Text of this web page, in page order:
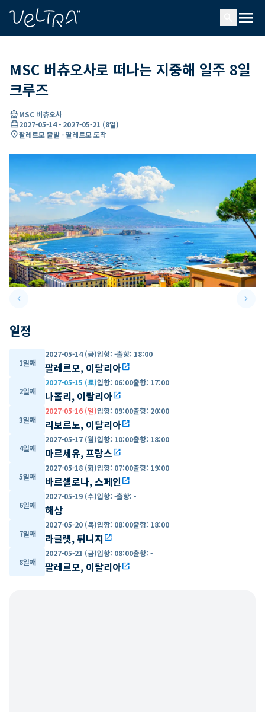
menu
MSC 버츄오사로 떠나는 지중해 일주 8일
크루즈
directions_boatMSC 버츄오사
card_travel2027-05-14- 2027-05-21 (8일)
location_on팔레르모 출발 - 팔레르모 도착
keyboard_arrow_leftPrevious slide keyboard_arrow_right
일정
1일째
2027-05-14 (금)입항: -출항: 18:00
팔레르모, 이탈리아open_in_new
2일째
2027-05-15 (토)입항: 06:00출항: 17:00
나폴리, 이탈리아open_in_new
3일째
2027-05-16 (일)입항: 09:00출항: 20:00
리보르노, 이탈리아open_in_new
4일째
2027-05-17 (월)입항: 10:00출항: 18:00
마르세유, 프랑스open_in_new
5일째
2027-05-18 (화)입항: 07:00출항: 19:00
바르셀로나, 스페인open_in_new
6일째
2027-05-19 (수)입항: -출항: -
해상
7일째
2027-05-20 (목)입항: 08:00출항: 18:00
라글렛, 튀니지 open_in_new
8일째
2027-05-21 (금)입항: 08:00출항: -
팔레르모, 이탈리아open_in_new